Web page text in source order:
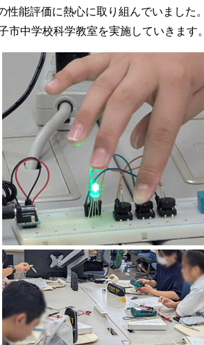
能評価に熱心に取り組んでいました。
中学校科学教室を実施していきます。